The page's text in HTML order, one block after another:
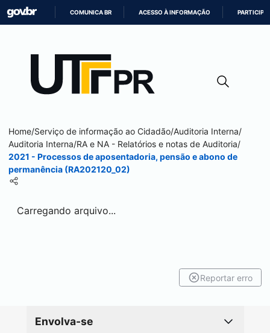
CONTEÚDO
COMUNICA BR ACESSO À INFORMAÇÃO PARTICIPE
Home/Serviço de informação ao Cidadão/Auditoria Interna/
Auditoria Interna/RA e NA - Relatórios e notas de Auditoria/
2021 - Processos de aposentadoria, pensão e abono de
permanência (RA202120_02)
Carregando arquivo...
Reportar erro
Envolva-se